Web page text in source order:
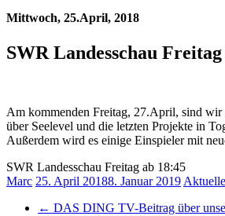
Mittwoch, 25.April, 2018
SWR Landesschau
Am kommenden Freitag, 27.April, sind wir
über Seelevel und die letzten Projekte in
Außerdem wird es einige Einspieler mit
SWR Landesschau Freitag ab 18:45
Marc 25. April 20188. Januar 2019
← DAS DING TV-Beitrag über